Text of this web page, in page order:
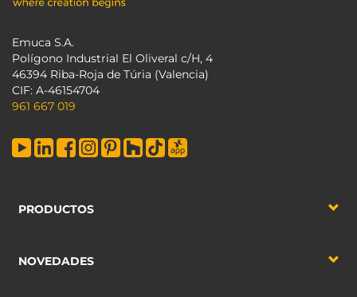
Emuca S.A.
Polígono Industrial El Oliveral c/H, 4
46394 Riba-Roja de Túria (Valencia)
CIF: A-46154704
961 667 019
PRODUCTOS
NOVEDADES